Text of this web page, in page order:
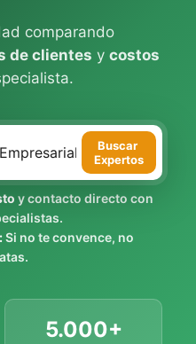
comparando
de clientes y costos
Buscar
Expertos
y contacto directo con
Si no te convence, no
5.000+